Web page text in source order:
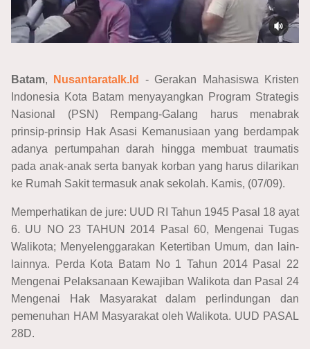
Batam, Nusantaratalk.Id
- Gerakan Mahasiswa Kristen
Indonesia Kota Batam menyayangkan Program Strategis
Nasional (PSN) Rempang-Galang harus menabrak
prinsip-prinsip Hak Asasi Kemanusiaan yang berdampak
adanya pertumpahan darah hingga membuat traumatis
pada anak-anak serta banyak korban yang harus dilarikan
ke Rumah Sakit termasuk anak sekolah. Kamis, (07/09).
Memperhatikan de jure: UUD RI Tahun 1945 Pasal 18 ayat
6. UU NO 23 TAHUN 2014 Pasal 60, Mengenai Tugas
Walikota; Menyelenggarakan Ketertiban Umum, dan lain-
lainnya. Perda Kota Batam No 1 Tahun 2014 Pasal 22
Mengenai Pelaksanaan Kewajiban Walikota dan Pasal 24
Mengenai Hak Masyarakat dalam perlindungan dan
pemenuhan HAM Masyarakat oleh Walikota. UUD PASAL
28D.